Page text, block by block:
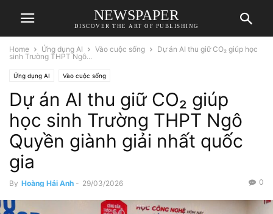
NEWSPAPER
DISCOVER THE ART OF PUBLISHING
Home Ứng dụng AI Vào cuộc sống
Dự án AI thu giữ CO₂ giúp học
sinh Trường THPT Ngô...
Ứng dụng AI Vào cuộc sống
Dự án AI thu giữ CO₂ giúp
học sinh Trường THPT Ngô
Quyền giành giải nhất quốc
gia
By Hoàng Hải Anh - 29/03/2026 0